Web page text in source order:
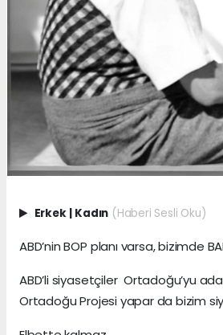
Erkek | Kadın (Haberi Sesli Oku)
ABD’nin BOP planı varsa, bizimde
ABD’li siyasetçiler Ortadoğu’yu
Ortadoğu Projesi yapar da bizim